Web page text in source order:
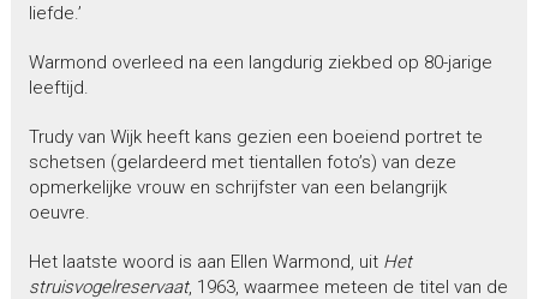
liefde.’
Warmond overleed na een langdurig ziekbed op 80-jarige
leeftijd.
Trudy van Wijk heeft kans gezien een boeiend portret te
schetsen (gelardeerd met tientallen foto’s) van deze
opmerkelijke vrouw en schrijfster van een belangrijk
oeuvre.
Het laatste woord is aan Ellen Warmond, uit Het
struisvogelreservaat, 1963, waarmee meteen de titel van de